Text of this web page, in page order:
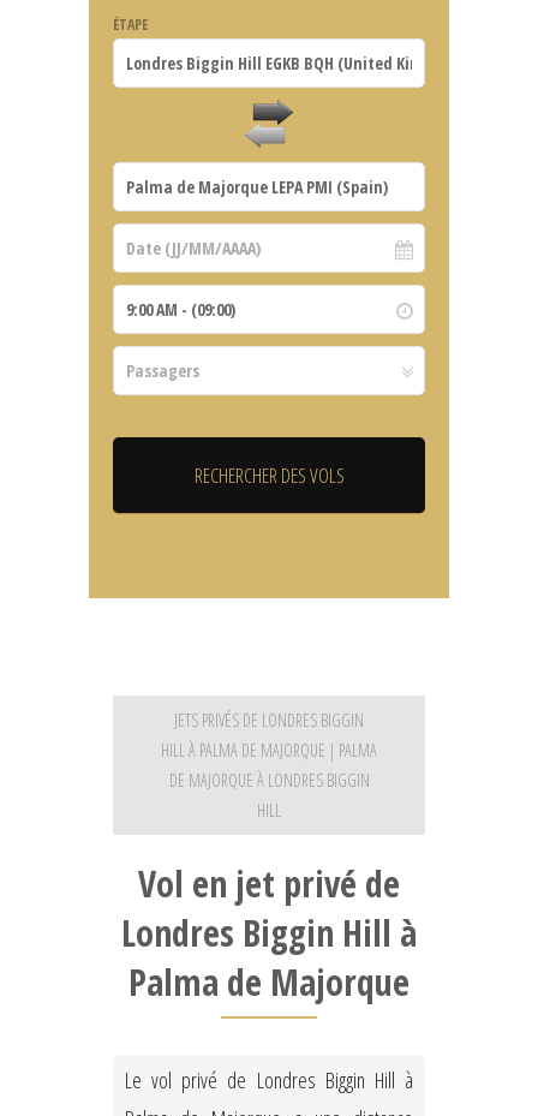
ÉTAPE
JETS PRIVÉS DE LONDRES BIGGIN
HILL À PALMA DE MAJORQUE | PALMA
DE MAJORQUE À LONDRES BIGGIN
HILL
Vol en jet privé de
Londres Biggin Hill à
Palma de Majorque
Le vol privé de Londres Biggin Hill à